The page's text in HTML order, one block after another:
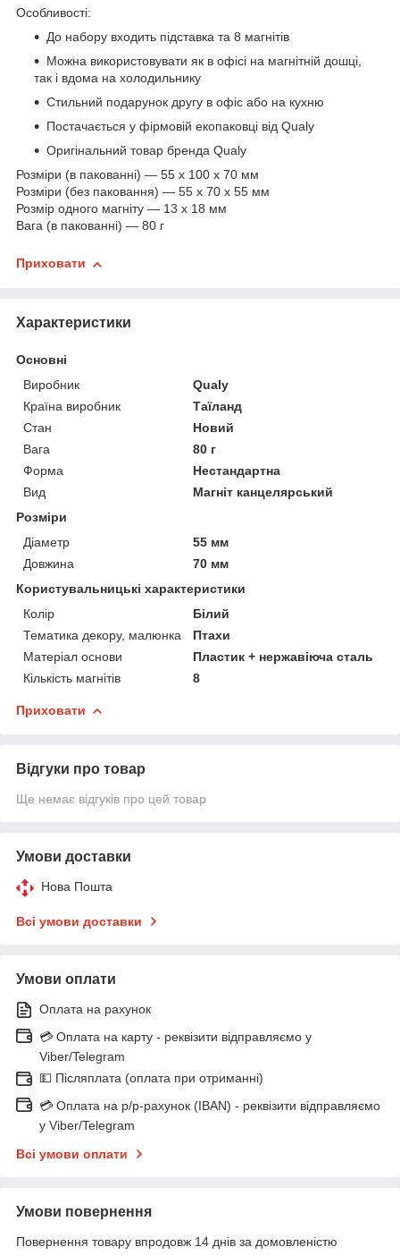
Особливості:
До набору входить підставка та 8 магнітів
Можна використовувати як в офісі на магнітній дошці,
так і вдома на холодильнику
Стильний подарунок другу в офіс або на кухню
Постачається у фірмовій екопаковці від Qualy
Оригінальний товар бренда Qualy
Розміри (в пакованні) — 55 x 100 x 70 мм
Розміри (без паковання) — 55 x 70 x 55 мм
Розмір одного магніту — 13 х 18 мм
Вага (в пакованні) — 80 г
Приховати
Характеристики
Основні
Виробник
Qualy
Країна виробник
Таїланд
Стан
Новий
Вага
80 г
Форма
Нестандартна
Вид
Магніт канцелярський
Розміри
Діаметр
55 мм
Довжина
70 мм
Користувальницькі характеристики
Колір
Білий
Тематика декору, малюнка
Птахи
Матеріал основи
Пластик + нержавіюча сталь
Кількість магнітів
8
Приховати
Відгуки про товар
Ще немає відгуків про цей товар
Умови доставки
Нова Пошта
Всі умови доставки
Умови оплати
Оплата на рахунок
💳 Оплата на карту - реквізити відправляємо у
Viber/Telegram
💵 Післяплата (оплата при отриманні)
💳 Оплата на р/р-рахунок (IBAN) - реквізити відправляємо
у Viber/Telegram
Всі умови оплати
Умови повернення
Повернення товару впродовж 14 днів за домовленістю